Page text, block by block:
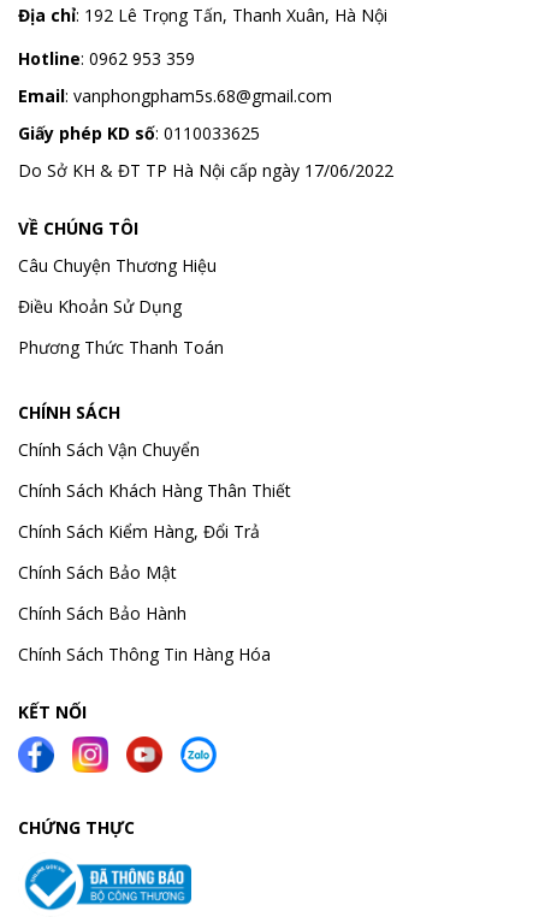
Địa chỉ: 192 Lê Trọng Tấn, Thanh Xuân, Hà Nội
Hotline: 0962 953 359
Email: vanphongpham5s.68@gmail.com
Giấy phép KD số: 0110033625
Do Sở KH & ĐT TP Hà Nội cấp ngày 17/06/2022
VỀ CHÚNG TÔI
Câu Chuyện Thương Hiệu
Điều Khoản Sử Dụng
Phương Thức Thanh Toán
CHÍNH SÁCH
Chính Sách Vận Chuyển
Chính Sách Khách Hàng Thân Thiết
Chính Sách Kiểm Hàng, Đổi Trả
Chính Sách Bảo Mật
Chính Sách Bảo Hành
Chính Sách Thông Tin Hàng Hóa
KẾT NỐI
CHỨNG THỰC